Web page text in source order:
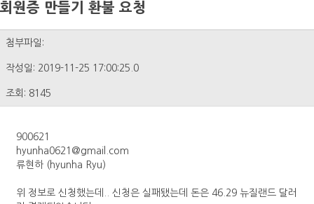
회원증 만들기 환불 요청
첨부파일:
작성일: 2019-11-25 17:00:25.0
조회: 8145
900621
hyunha0621@gmail.com
류현하 (hyunha Ryu)
위 정보로 신청했는데.. 신청은 실패됐는데 돈은 46.29 뉴질랜드 달러